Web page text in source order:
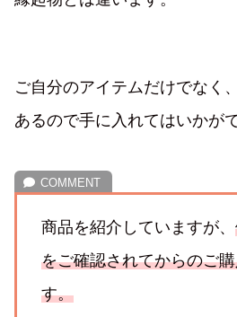
ご自分のアイテムだけでなく
あるので手に入れてはいかが
商品を紹介していますが、
をご確認されてからのご
す。